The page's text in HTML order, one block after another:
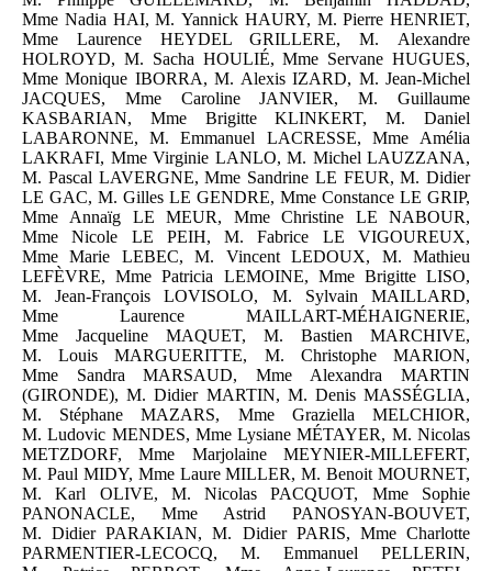
Mme Nadia HAI, M. Yannick HAURY, M. Pierre HENRIET,
Mme Laurence HEYDEL GRILLERE, M. Alexandre
HOLROYD, M. Sacha HOULIÉ, Mme Servane HUGUES,
Mme Monique IBORRA, M. Alexis IZARD, M. Jean-Michel
JACQUES, Mme Caroline JANVIER, M. Guillaume
KASBARIAN, Mme Brigitte KLINKERT, M. Daniel
LABARONNE, M. Emmanuel LACRESSE, Mme Amélia
LAKRAFI, Mme Virginie LANLO, M. Michel LAUZZANA,
M. Pascal LAVERGNE, Mme Sandrine LE FEUR, M. Didier
LE GAC, M. Gilles LE GENDRE, Mme Constance LE GRIP,
Mme Annaïg LE MEUR, Mme Christine LE NABOUR,
Mme Nicole LE PEIH, M. Fabrice LE VIGOUREUX,
Mme Marie LEBEC, M. Vincent LEDOUX, M. Mathieu
LEFÈVRE, Mme Patricia LEMOINE, Mme Brigitte LISO,
M. Jean-François LOVISOLO, M. Sylvain MAILLARD,
Mme Laurence MAILLART-MÉHAIGNERIE,
Mme Jacqueline MAQUET, M. Bastien MARCHIVE,
M. Louis MARGUERITTE, M. Christophe MARION,
Mme Sandra MARSAUD, Mme Alexandra MARTIN
(GIRONDE), M. Didier MARTIN, M. Denis MASSÉGLIA,
M. Stéphane MAZARS, Mme Graziella MELCHIOR,
M. Ludovic MENDES, Mme Lysiane MÉTAYER, M. Nicolas
METZDORF, Mme Marjolaine MEYNIER-MILLEFERT,
M. Paul MIDY, Mme Laure MILLER, M. Benoit MOURNET,
M. Karl OLIVE, M. Nicolas PACQUOT, Mme Sophie
PANONACLE, Mme Astrid PANOSYAN-BOUVET,
M. Didier PARAKIAN, M. Didier PARIS, Mme Charlotte
PARMENTIER-LECOCQ, M. Emmanuel PELLERIN,